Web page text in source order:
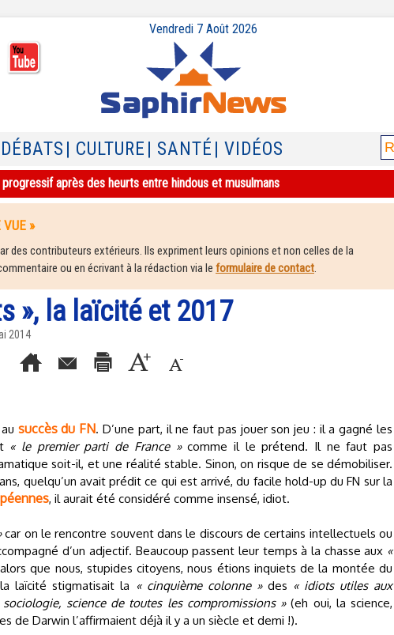
Vendredi 7 Août 2026
| DÉBATS | CULTURE | SANTÉ | VIDÉOS
après des heurts entre hindous et musulmans
»
des contributeurs extérieurs. Ils expriment leurs opinions et non celles de la
ou en écrivant à la rédaction via le formulaire de contact.
», la laïcité et 2017
2014
succès du FN. D’une part, il ne faut pas jouer son jeu : il a gagné les
« le premier parti de France »comme il le prétend. Il ne faut pas
soit-il, et une réalité stable. Sinon, on risque de se démobiliser.
quelqu’un avait prédit ce qui est arrivé, du facile hold-up du FN sur la
, il aurait été considéré comme insensé, idiot.
car on le rencontre souvent dans le discours de certains intellectuels ou
d’un adjectif. Beaucoup passent leur temps à la chasse aux «
que nous, stupides citoyens, nous étions inquiets de la montée du
laïcité stigmatisait la « cinquième colonne »des « idiots utiles aux
sociologie, science de toutes les compromissions »(eh oui, la science,
de Darwin l’affirmaient déjà il y a un siècle et demi !).